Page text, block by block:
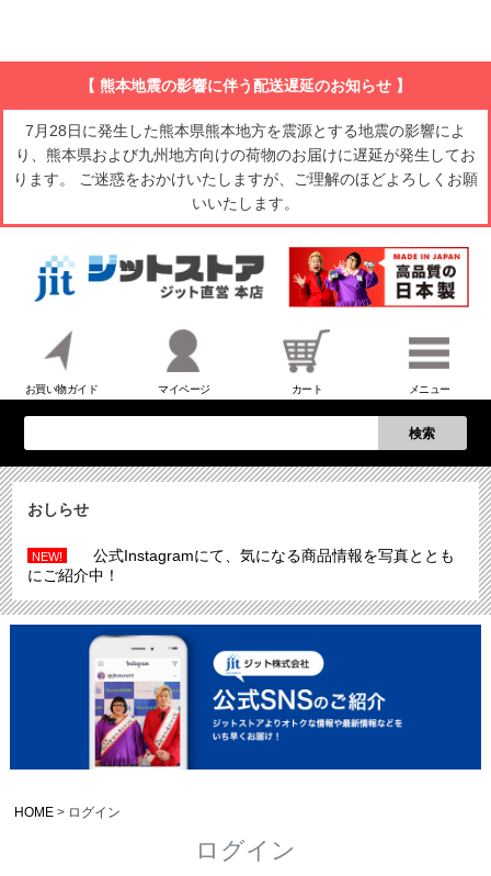
【 熊本地震の影響に伴う配送遅延のお知らせ 】
7月28日に発生した熊本県熊本地方を震源とする地震の影響によ
り、熊本県および九州地方向けの荷物のお届けに遅延が発生してお
ります。 ご迷惑をおかけいたしますが、ご理解のほどよろしくお願
いいたします。
お買い物ガイド マイページ カート メニュー
検索
おしらせ
NEW!
公式Instagramにて、気になる商品情報を写真ととも
にご紹介中！
HOME ログイン
ログイン